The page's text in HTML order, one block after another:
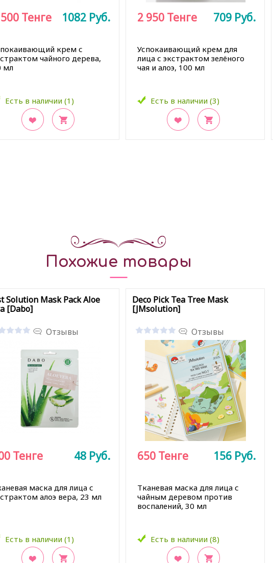
крем с
чайного дерева,
мл
Есть в наличии (1)
Тенге 1082 Руб.
Успокаивающий крем для
лица с экстрактом зелёного
чая и алоэ, 100 мл
Есть в наличии (3)
2 950 Тенге 709 Руб.
Похожие товары
Solution Mask Pack Aloe
[Dabo]
Отзывы
маска для лица с
алоэ вера, 23 мл
Есть в наличии (1)
Тенге 48 Руб.
Deco Pick Tea Tree Mask
[JMsolution]
Отзывы
Тканевая маска для лица с
чайным деревом против
воспалений, 30 мл
Есть в наличии (8)
650 Тенге 156 Руб.